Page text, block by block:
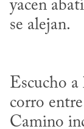
yacen
se alejan.
Escucho a
corro
Camino